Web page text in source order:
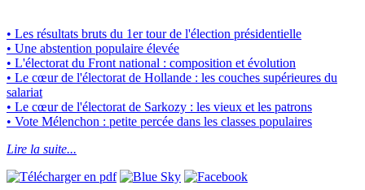
• Les résultats bruts du 1er tour de l'élection présidentielle
• Une abstention populaire élevée
• L'électorat du Front national : composition et évolution
• Le cœur de l'électorat de Hollande : les couches supérieures du
salariat
• Le cœur de l'électorat de Sarkozy : les vieux et les patrons
• Vote Mélenchon : petite percée dans les classes populaires
Lire la suite...